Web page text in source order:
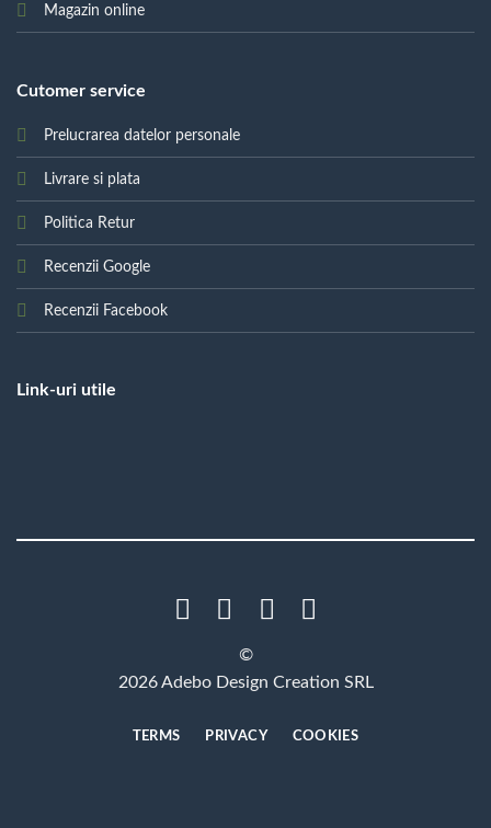
Magazin online
Cutomer service
Prelucrarea datelor personale
Livrare si plata
Politica Retur
Recenzii Google
Recenzii Facebook
Link-uri utile
©
2026 Adebo Design Creation SRL
TERMS PRIVACY COOKIES